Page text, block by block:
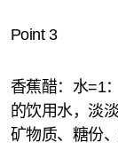
Point 3
香蕉醋：水=1
的饮用水，淡
矿物质、糖份